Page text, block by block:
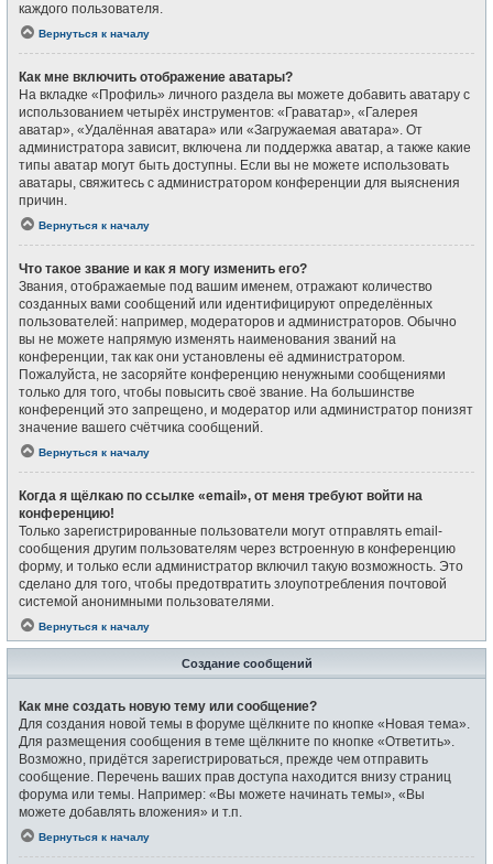
каждого пользователя.
Вернуться к началу
Как мне включить отображение аватары?
На вкладке «Профиль» личного раздела вы можете добавить аватару с
использованием четырёх инструментов: «Граватар», «Галерея
аватар», «Удалённая аватара» или «Загружаемая аватара». От
администратора зависит, включена ли поддержка аватар, а также какие
типы аватар могут быть доступны. Если вы не можете использовать
аватары, свяжитесь с администратором конференции для выяснения
причин.
Вернуться к началу
Что такое звание и как я могу изменить его?
Звания, отображаемые под вашим именем, отражают количество
созданных вами сообщений или идентифицируют определённых
пользователей: например, модераторов и администраторов. Обычно
вы не можете напрямую изменять наименования званий на
конференции, так как они установлены её администратором.
Пожалуйста, не засоряйте конференцию ненужными сообщениями
только для того, чтобы повысить своё звание. На большинстве
конференций это запрещено, и модератор или администратор понизят
значение вашего счётчика сообщений.
Вернуться к началу
Когда я щёлкаю по ссылке «email», от меня требуют войти на
конференцию!
Только зарегистрированные пользователи могут отправлять email-
сообщения другим пользователям через встроенную в конференцию
форму, и только если администратор включил такую возможность. Это
сделано для того, чтобы предотвратить злоупотребления почтовой
системой анонимными пользователями.
Вернуться к началу
Создание сообщений
Как мне создать новую тему или сообщение?
Для создания новой темы в форуме щёлкните по кнопке «Новая тема».
Для размещения сообщения в теме щёлкните по кнопке «Ответить».
Возможно, придётся зарегистрироваться, прежде чем отправить
сообщение. Перечень ваших прав доступа находится внизу страниц
форума или темы. Например: «Вы можете начинать темы», «Вы
можете добавлять вложения» и т.п.
Вернуться к началу